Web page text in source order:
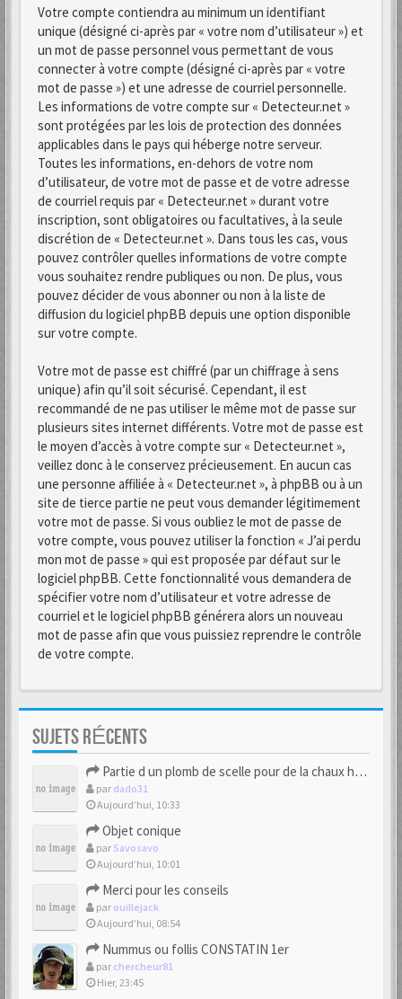
Votre compte contiendra au minimum un identifiant
unique (désigné ci-après par « votre nom d’utilisateur ») et
un mot de passe personnel vous permettant de vous
connecter à votre compte (désigné ci-après par « votre
mot de passe ») et une adresse de courriel personnelle.
Les informations de votre compte sur « Detecteur.net »
sont protégées par les lois de protection des données
applicables dans le pays qui héberge notre serveur.
Toutes les informations, en-dehors de votre nom
d’utilisateur, de votre mot de passe et de votre adresse
de courriel requis par « Detecteur.net » durant votre
inscription, sont obligatoires ou facultatives, à la seule
discrétion de « Detecteur.net ». Dans tous les cas, vous
pouvez contrôler quelles informations de votre compte
vous souhaitez rendre publiques ou non. De plus, vous
pouvez décider de vous abonner ou non à la liste de
diffusion du logiciel phpBB depuis une option disponible
sur votre compte.
Votre mot de passe est chiffré (par un chiffrage à sens
unique) afin qu’il soit sécurisé. Cependant, il est
recommandé de ne pas utiliser le même mot de passe sur
plusieurs sites internet différents. Votre mot de passe est
le moyen d’accès à votre compte sur « Detecteur.net »,
veillez donc à le conservez précieusement. En aucun cas
une personne affiliée à « Detecteur.net », à phpBB ou à un
site de tierce partie ne peut vous demander légitimement
votre mot de passe. Si vous oubliez le mot de passe de
votre compte, vous pouvez utiliser la fonction « J’ai perdu
mon mot de passe » qui est proposée par défaut sur le
logiciel phpBB. Cette fonctionnalité vous demandera de
spécifier votre nom d’utilisateur et votre adresse de
courriel et le logiciel phpBB générera alors un nouveau
mot de passe afin que vous puissiez reprendre le contrôle
de votre compte.
SUJETS RÉCENTS
Partie d un plomb de scelle pour de la chaux hydraulique
par dado31
Aujourd’hui, 10:33
Objet conique
par Savosavo
Aujourd’hui, 10:01
Merci pour les conseils
par ouillejack
Aujourd’hui, 08:54
Nummus ou follis CONSTATIN 1er
par chercheur81
Hier, 23:45